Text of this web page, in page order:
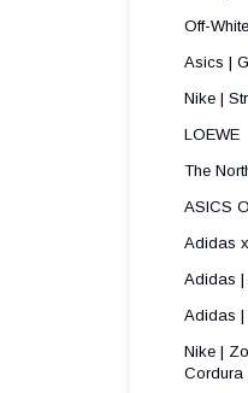
Off-White
Asics |
Nike |
LOEWE
The
ASICS
Adidas
Adidas |
Adidas |
Nike |